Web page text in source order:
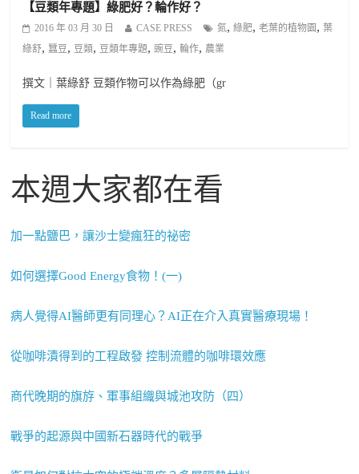
【豆類年專題】綠肥好？輪作好？
2016 年 03 月 30 日 CASE PRESS 氮,綠肥,老葉的植物園 ,葉
綠舒, 蠶豆 , 豆類, 豆類年專題,豌豆 ,輪作, 農業
撰文｜葉綠舒 豆類作物可以作為綠肥（gr
Read more
本週大家都在看
加一點鹽巴，讓沙士變瘋狂的祕密
如何選擇Good Energy食物！(一)
病人覺得AI醫師更有同理心？AI正在介入真實醫療現場！
從咖啡漬得到的工程啟發 控制流體的咖啡環效應
商代晚期的旗斿、軍事組織與城池攻防（四）
戰爭的起源與中國新石器時代的戰爭